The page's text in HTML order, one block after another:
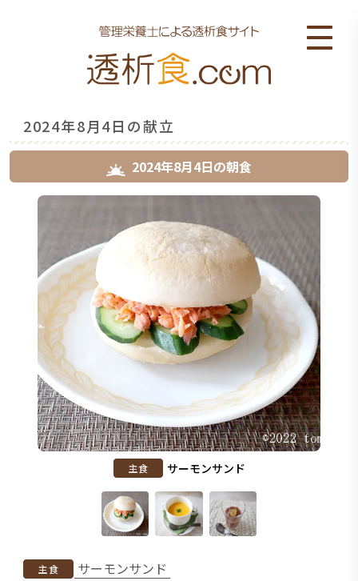
2024年8月4日の献立
2024年8月4日の朝食
主食 サーモンサンド
主食 サーモンサンド